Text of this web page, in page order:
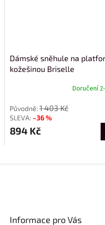
Dámské sněhule na
kožešinou Briselle
Doručení
1 403 Kč
–36 %
894 Kč
Informace pro Vás